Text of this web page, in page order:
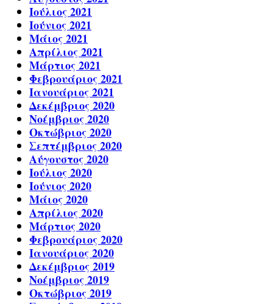
Ιούλιος 2021
Ιούνιος 2021
Μάιος 2021
Απρίλιος 2021
Μάρτιος 2021
Φεβρουάριος 2021
Ιανουάριος 2021
Δεκέμβριος 2020
Νοέμβριος 2020
Οκτώβριος 2020
Σεπτέμβριος 2020
Αύγουστος 2020
Ιούλιος 2020
Ιούνιος 2020
Μάιος 2020
Απρίλιος 2020
Μάρτιος 2020
Φεβρουάριος 2020
Ιανουάριος 2020
Δεκέμβριος 2019
Νοέμβριος 2019
Οκτώβριος 2019